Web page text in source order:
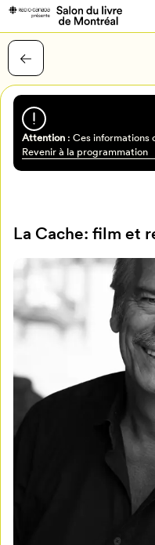
Attention: Ces informations
Revenir à la programmation
La Cache: film et